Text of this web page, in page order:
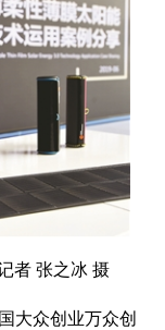
者 张之冰 摄
大众创业万众创